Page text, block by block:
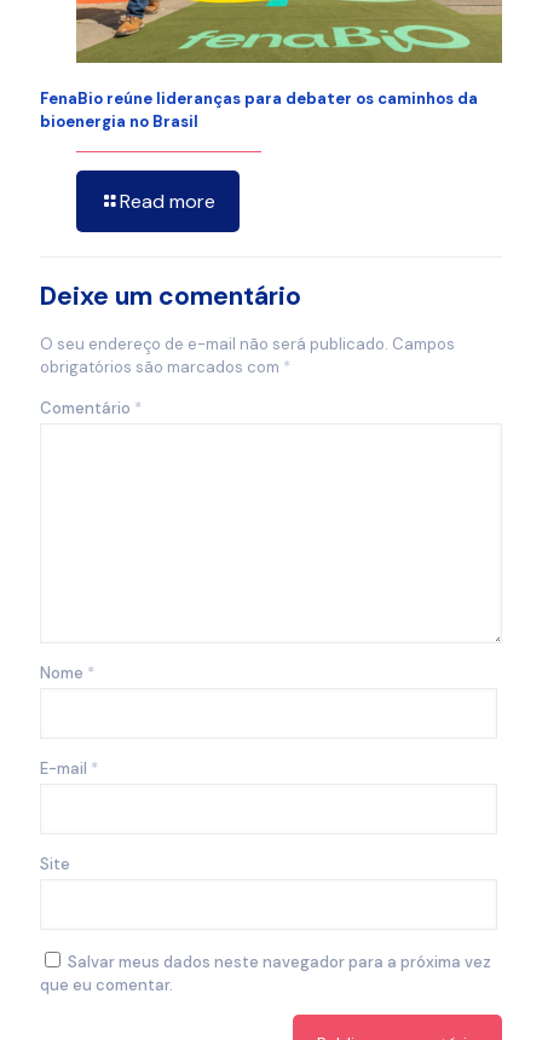
FenaBio reúne lideranças para debater os caminhos da
bioenergia no Brasil
Read more
Deixe um comentário
O seu endereço de e-mail não será publicado. Campos
obrigatórios são marcados com *
Comentário *
Nome *
E-mail *
Site
Salvar meus dados neste navegador para a próxima vez
que eu comentar.